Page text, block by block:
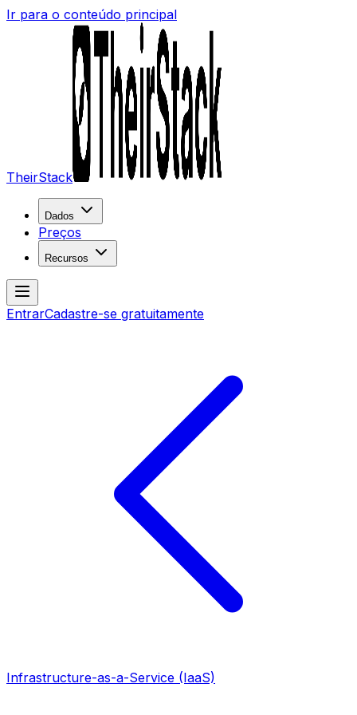
Ir para o conteúdo principal
TheirStack
Dados
Preços
Recursos
EntrarCadastre-se gratuitamente
Infrastructure-as-a-Service (IaaS)